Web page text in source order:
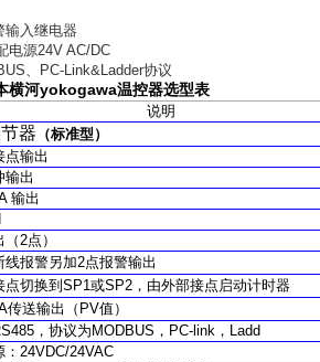
输入继电器
电源24V AC/DC
、PC-Link&Ladder协议
横河yokogawa温控器选型表
说明
器 （标准型 ）
点输出
输出
输出
（2点 ）
线报警另加2点报警输出
点切换到 SP1或SP2 ，由外部接点启动计时器
传送输出 （PV值 ）
，协议为 MODBUS ， PC-link ， Ladd
24VDC/24VAC